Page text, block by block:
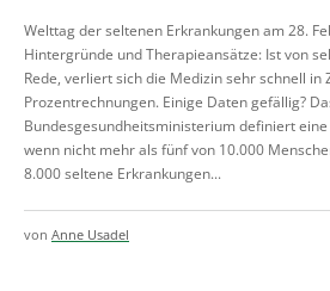
Welttag der seltenen Erkrankungen am 28.
Hintergründe und Therapieansätze: Ist von
Rede, verliert sich die Medizin sehr schnell in
Prozentrechnungen. Einige Daten gefällig?
Bundesgesundheitsministerium definiert
wenn nicht mehr als fünf von 10.000
8.000 seltene Erkrankungen...
von Anne Usadel